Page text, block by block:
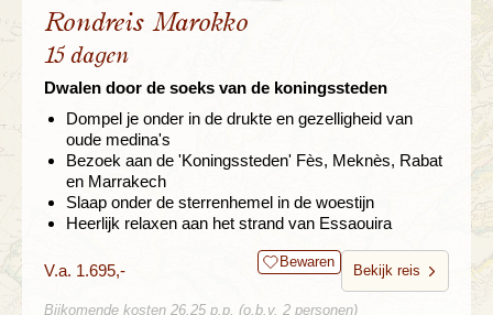
Rondreis Marokko
15 dagen
Dwalen door de soeks van de koningssteden
Dompel je onder in de drukte en gezelligheid van
oude medina's
Bezoek aan de 'Koningssteden' Fès, Meknès, Rabat
en Marrakech
Slaap onder de sterrenhemel in de woestijn
Heerlijk relaxen aan het strand van Essaouira
V.a. 1.695,- Bewaren
Bekijk reis
Bijkomende kosten 26,25 p.p. (o.b.v. 2 personen)